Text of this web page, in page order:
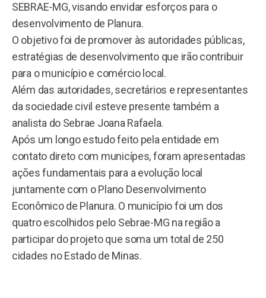
SEBRAE-MG, visando envidar esforços para o
desenvolvimento de Planura.
O objetivo foi de promover às autoridades públicas,
estratégias de desenvolvimento que irão contribuir
para o município e comércio local.
Além das autoridades, secretários e representantes
da sociedade civil esteve presente também a
analista do Sebrae Joana Rafaela.
Após um longo estudo feito pela entidade em
contato direto com municípes, foram apresentadas
ações fundamentais para a evolução local
juntamente com o Plano Desenvolvimento
Econômico de Planura. O município foi um dos
quatro escolhidos pelo Sebrae-MG na região a
participar do projeto que soma um total de 250
cidades no Estado de Minas.